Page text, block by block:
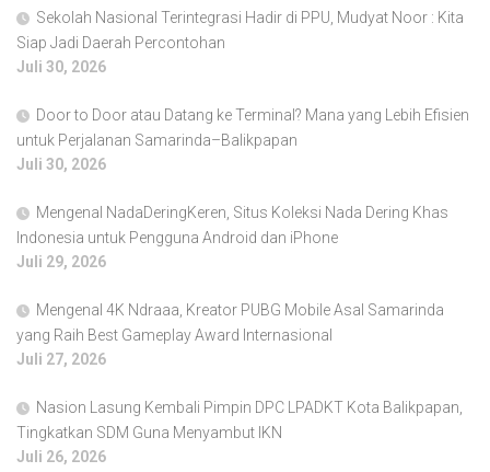
Sekolah Nasional Terintegrasi Hadir di PPU, Mudyat Noor : Kita
Siap Jadi Daerah Percontohan
Juli 30, 2026
Door to Door atau Datang ke Terminal? Mana yang Lebih Efisien
untuk Perjalanan Samarinda–Balikpapan
Juli 30, 2026
Mengenal NadaDeringKeren, Situs Koleksi Nada Dering Khas
Indonesia untuk Pengguna Android dan iPhone
Juli 29, 2026
Mengenal 4K Ndraaa, Kreator PUBG Mobile Asal Samarinda
yang Raih Best Gameplay Award Internasional
Juli 27, 2026
Nasion Lasung Kembali Pimpin DPC LPADKT Kota Balikpapan,
Tingkatkan SDM Guna Menyambut IKN
Juli 26, 2026